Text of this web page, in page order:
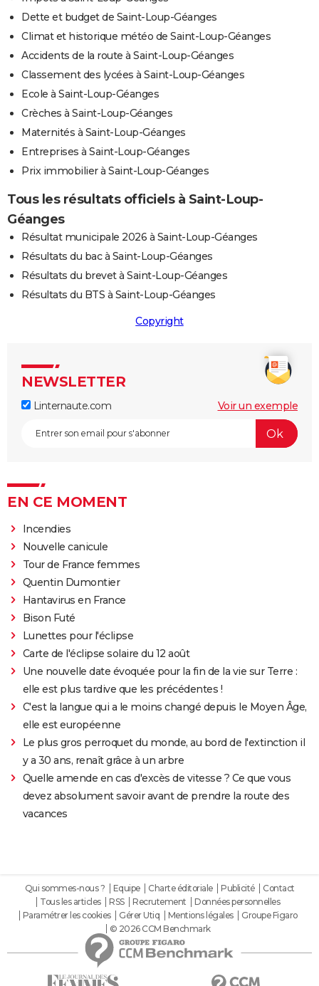
Dette et budget de Saint-Loup-Géanges
Climat et historique météo de Saint-Loup-Géanges
Accidents de la route à Saint-Loup-Géanges
Classement des lycées à Saint-Loup-Géanges
Ecole à Saint-Loup-Géanges
Crèches à Saint-Loup-Géanges
Maternités à Saint-Loup-Géanges
Entreprises à Saint-Loup-Géanges
Prix immobilier à Saint-Loup-Géanges
Tous les résultats officiels à Saint-Loup-
Géanges
Résultat municipale 2026 à Saint-Loup-Géanges
Résultats du bac à Saint-Loup-Géanges
Résultats du brevet à Saint-Loup-Géanges
Résultats du BTS à Saint-Loup-Géanges
Copyright
NEWSLETTER
Linternaute.com Voir un exemple
EN CE MOMENT
Incendies
Nouvelle canicule
Tour de France femmes
Quentin Dumontier
Hantavirus en France
Bison Futé
Lunettes pour l'éclipse
Carte de l'éclipse solaire du 12 août
Une nouvelle date évoquée pour la fin de la vie sur Terre :
elle est plus tardive que les précédentes !
C'est la langue qui a le moins changé depuis le Moyen Âge,
elle est européenne
Le plus gros perroquet du monde, au bord de l'extinction il
y a 30 ans, renaît grâce à un arbre
Quelle amende en cas d'excès de vitesse ? Ce que vous
devez absolument savoir avant de prendre la route des
vacances
Qui sommes-nous ? Equipe Charte éditoriale Publicité
Contact
Tous les articles
RSS Recrutement
Données personnelles
Paramétrer les cookies
Gérer Utiq Mentions légales
Groupe Figaro
© 2026 CCM Benchmark